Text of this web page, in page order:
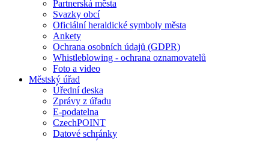
Partnerská města
Svazky obcí
Oficiální heraldické symboly města
Ankety
Ochrana osobních údajů (GDPR)
Whistleblowing - ochrana oznamovatelů
Foto a video
Městský úřad
Úřední deska
Zprávy z úřadu
E-podatelna
CzechPOINT
Datové schránky